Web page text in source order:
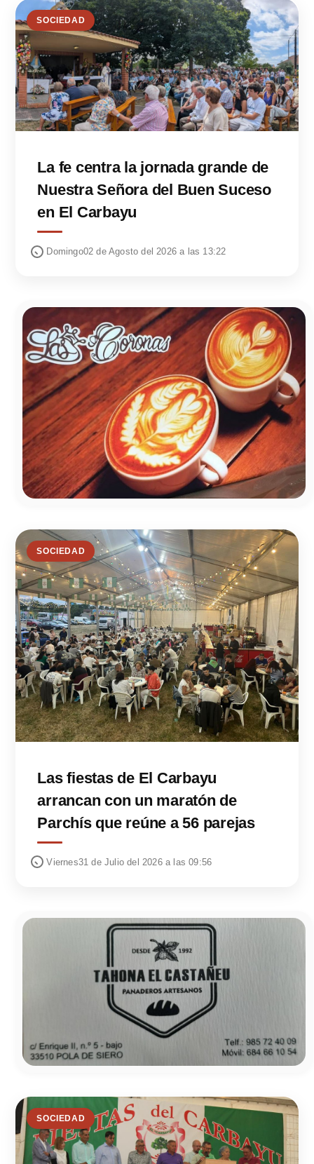
SOCIEDAD
La fe centra la jornada grande de
Nuestra Señora del Buen Suceso
en El Carbayu
Domingo02 de Agosto del 2026 a las 13:22
SOCIEDAD
Las fiestas de El Carbayu
arrancan con un maratón de
Parchís que reúne a 56 parejas
Viernes31 de Julio del 2026 a las 09:56
SOCIEDAD